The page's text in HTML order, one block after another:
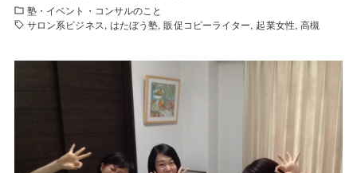
塾・イベント・コンサルのこと
サロン系ビジネス はたぼう塾 販促コピーライター 起業女性 高槻